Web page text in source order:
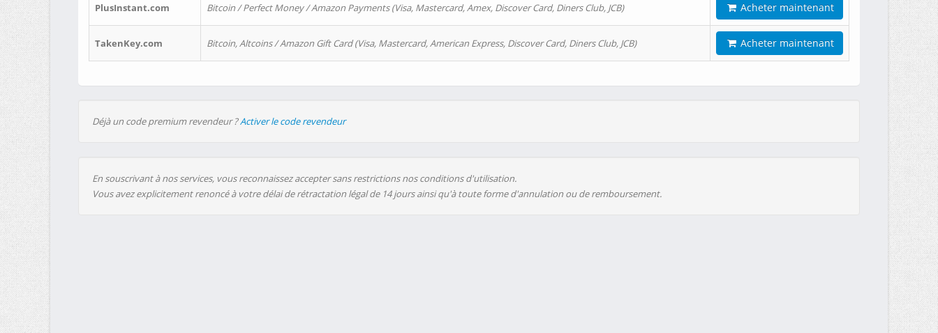
PlusInstant.com Bitcoin / Perfect Money / Amazon Payments (Visa, Mastercard, Amex, Discover Card, Diners Club, JCB) Acheter maintenant
TakenKey.com Bitcoin, Altcoins / Amazon Gift Card (Visa, Mastercard, American Express, Discover Card, Diners Club, JCB) Acheter maintenant
Déjà un code premium revendeur ?Activer le code revendeur
En souscrivant à nos services, vous reconnaissez accepter sans restrictions nos conditions d'utilisation.
Vous avez explicitement renoncé à votre délai de rétractation légal de 14 jours ainsi qu'à toute forme d'annulation ou de remboursement.